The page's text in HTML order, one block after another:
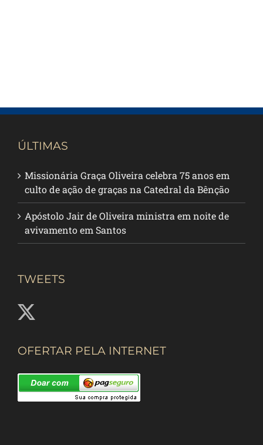
ÚLTIMAS
Missionária Graça Oliveira celebra 75 anos em
culto de ação de graças na Catedral da Bênção
Apóstolo Jair de Oliveira ministra em noite de
avivamento em Santos
TWEETS
OFERTAR PELA INTERNET